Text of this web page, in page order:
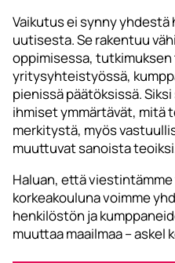
Vaikutus ei synny
uutisesta. Se rakentuu
oppimisessa, tutkimuksen
yritysyhteistyössä,
pienissä päätöksissä.
ihmiset ymmärtävät, mitä
merkitystä, myös
muuttuvat sanoista
Haluan, että
korkeakouluna voimme
henkilöstön ja
muuttaa maailmaa – askel